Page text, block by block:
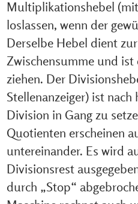
Multiplikationshebel
loslassen, wenn der
Derselbe Hebel dient
Zwischensumme und ist
ziehen. Der
Stellenanzeiger) ist
Division in Gang zu
Quotienten erscheinen
untereinander. Es wird
Divisionsrest
durch „Stop“